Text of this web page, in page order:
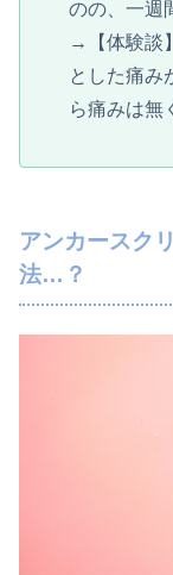
のの、一週
→【体験談
とした痛み
ら痛みは無
アンカースク
法…？